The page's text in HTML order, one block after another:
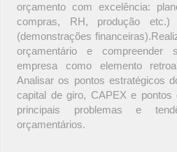
orçamento com excelência:
compras, RH, produção etc.)
(demonstrações
orçamentário e compreender
empresa como elemento
Analisar os pontos estratégicos
capital de giro, CAPEX e pontos
principais problemas e
orçamentários.